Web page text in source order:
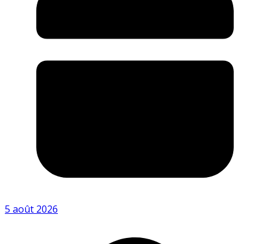
5 août 2026